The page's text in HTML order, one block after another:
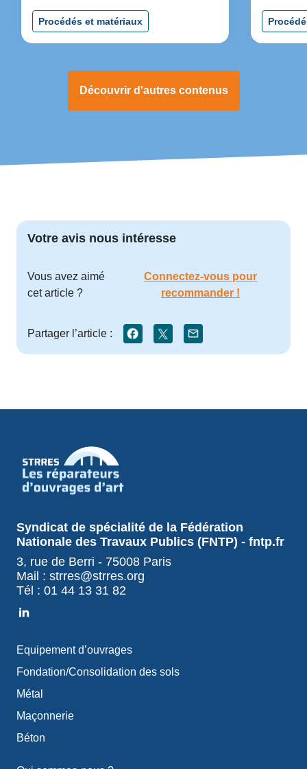
Route Service Industrie, partenaire du
STRRES pour ses produits à destination
des entreprises.
Procédés et matériaux
Découvrir d'autres contenus
Votre avis nous intéresse
Vous avez aimé
cet article ?
Connectez-vous pour
recommander !
Partager l’article :
Syndicat de spécialité de la Fédération
Nationale des Travaux Publics (FNTP) - fntp.fr
3, rue de Berri - 75008 Paris
Mail : strres@strres.org
Tél : 01 44 13 31 82
Equipement d’ouvrages
Fondation/Consolidation des sols
Métal
Maçonnerie
Béton